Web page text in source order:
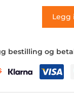
Legg
bestilling og